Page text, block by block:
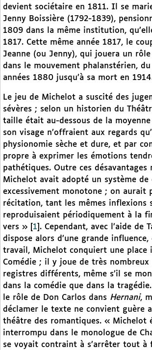
devient sociétaire en 1811. Il se
Jenny Boissière (1792-1839),
1809 dans la même institution,
1817. Cette même année 1817, le
Jeanne (ou Jenny), qui jouera un
dans le mouvement phalanstérien,
années 1880 jusqu’à sa mort en
Le jeu de Michelot a suscité des
sévères ; selon un historien du
taille était au-dessous de la
son visage n’offraient aux regards
physionomie sèche et dure, et par
propre à exprimer les émotions
pathétiques. Outre ces désavantages
Michelot avait adopté un système de
excessivement monotone ; on aurait
récitation, tant les mêmes inflexions
reproduisaient périodiquement à la
vers »
1 . Cependant, avec l’aide de
dispose alors d’une grande
travail, Michelot conquiert une place
Comédie ; il y joue de très nombreux
registres différents, même s’il se
dans la comédie que dans la
le rôle de Don Carlos dans Hernani,
déclamer le texte ne convient guère
théâtre des romantiques. « Michelot
interrompu dans le monologue de
se voyait contraint à s’arrêter tout à